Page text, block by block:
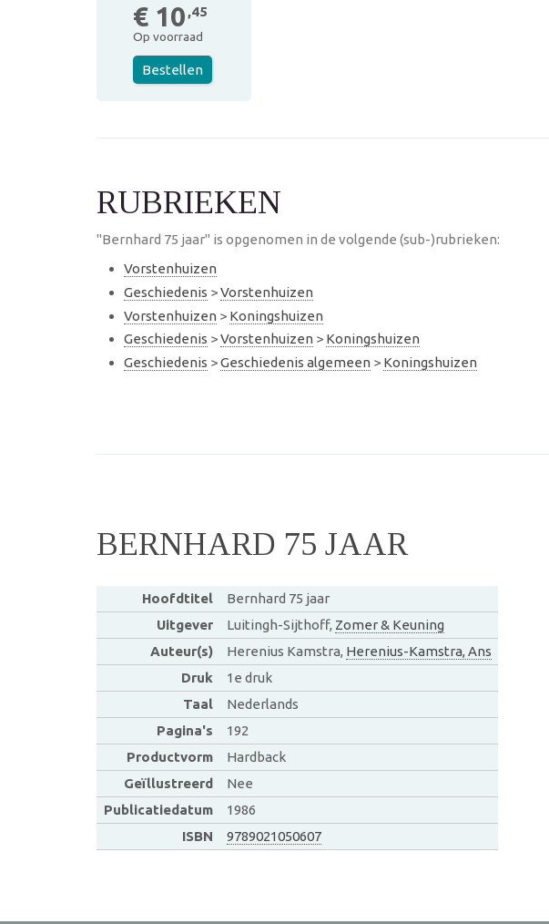
€ 10 ,45
Op voorraad
Bestellen
RUBRIEKEN
"Bernhard 75 jaar" is opgenomen in de volgende (sub-)rubrieken:
Vorstenhuizen
Geschiedenis >Vorstenhuizen
Vorstenhuizen > Koningshuizen
Geschiedenis >Vorstenhuizen > Koningshuizen
Geschiedenis >Geschiedenis algemeen > Koningshuizen
BERNHARD 75 JAAR
Hoofdtitel
Bernhard 75 jaar
Uitgever
Luitingh-Sijthoff, Zomer & Keuning
Auteur(s)
Herenius Kamstra, Herenius-Kamstra, Ans
Druk
1e druk
Taal
Nederlands
Pagina's
192
Productvorm
Hardback
Geïllustreerd
Nee
Publicatiedatum
1986
ISBN
9789021050607